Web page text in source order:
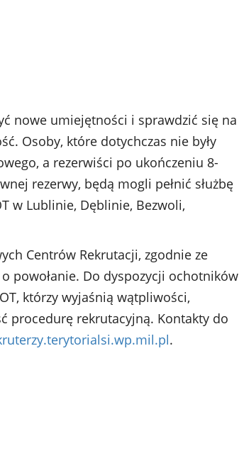
nowe umiejętności i sprawdzić się na
Osoby, które dotychczas nie były
a rezerwiści po ukończeniu 8-
rezerwy, będą mogli pełnić służbę
w Lublinie, Dęblinie, Bezwoli,
Centrów Rekrutacji, zgodnie ze
powołanie. Do dyspozycji ochotników
którzy wyjaśnią wątpliwości,
procedurę rekrutacyjną. Kontakty do
.